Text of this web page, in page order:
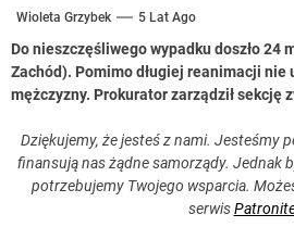
Wioleta Grzybek 5 Lat Ago
Do nieszczęśliwego wypadku doszło 24
Zachód). Pomimo długiej reanimacji nie
mężczyzny. Prokurator zarządził sekcję
Dziękujemy, że jesteś z nami. Jesteśmy
finansują nas żądne samorządy. Jednak
potrzebujemy Twojego wsparcia.
serwis